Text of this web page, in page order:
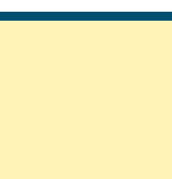
page page page page